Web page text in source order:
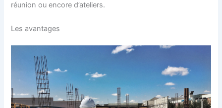
réunion ou encore d’ateliers.
Les avantages